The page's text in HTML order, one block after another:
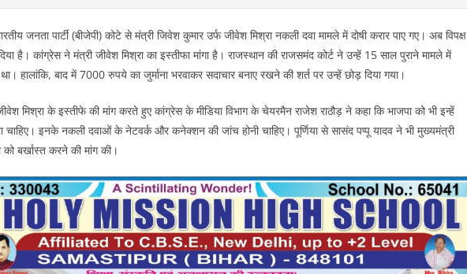
जनता पार्टी (बीजेपी) कोटे से मंत्री जिवेश कुमार उर्फ जीवेश मिश्रा नकली दवा मामले में दोषी करार पाए गए। अब विपक्ष
है। कांग्रेस ने मंत्री जीवेश मिश्रा का इस्तीफा मांगा है। राजस्थान की राजसमंद कोर्ट ने उन्हें 15 साल पुराने मामले में
था। हालांकि, बाद में 7000 रुपये का जुर्माना भरवाकर सदाचार बनाए रखने की शर्त पर उन्हें छोड़ दिया गया।
मिश्रा के इस्तीफे की मांग करते हुए कांग्रेस के मीडिया विभाग के चेयरमैन राजेश राठौड़ ने कहा कि भाजपा को भी इन्हें
चाहिए। इनके नकली दवाओं के नेटवर्क और कनेक्शन की जांच होनी चाहिए। पूर्णिया से सासंद पप्पू यादव ने भी मुख्यमंत्री
बर्खास्त करने की मांग की।